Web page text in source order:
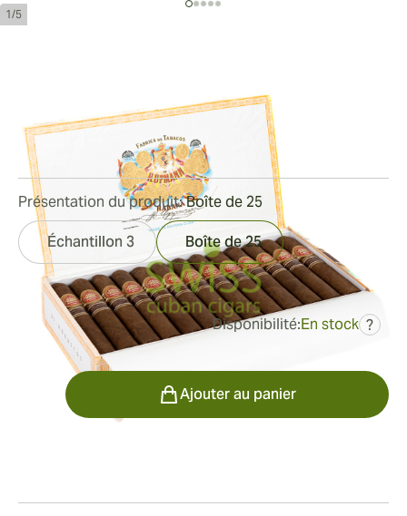
1/5
Bague de jauge:50 Longueur:
124 mm / 4.9 inches
3Commentaires
342,72 € était527,60 €
Disponibilité:En stock ?
Présentation du produit:Boîte de 25
Échantillon 3 Boîte de 25
Ajouter au panier